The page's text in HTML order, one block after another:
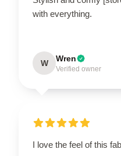
with everything.
W Wren
Verified owner
I love the feel of this